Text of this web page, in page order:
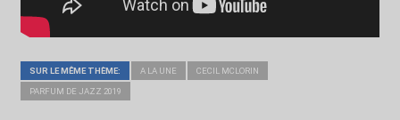
SUR LE MÊME THÈME: A LA UNE CECIL MCLORIN
PARFUM DE JAZZ 2019